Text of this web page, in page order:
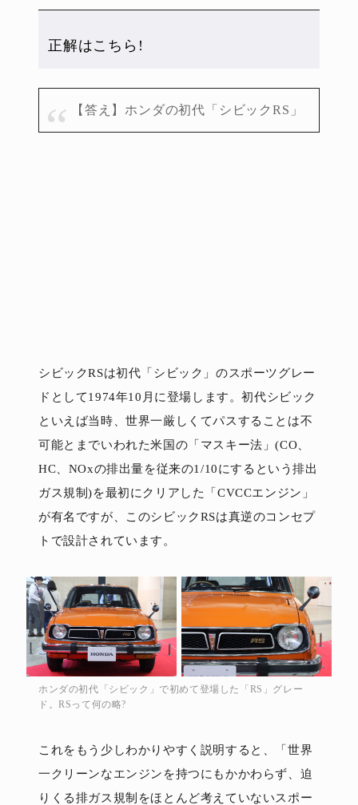
正解はこちら!
【答え】ホンダの初代「シビックRS」
シビックRSは初代「シビック」のスポーツグレー
ドとして1974年10月に登場します。初代シビック
といえば当時、世界一厳しくてパスすることは不
可能とまでいわれた米国の「マスキー法」(CO、
HC、NOxの排出量を従来の1/10にするという排出
ガス規制)を最初にクリアした「CVCCエンジン」
が有名ですが、このシビックRSは真逆のコンセプ
トで設計されています。
ホンダの初代「シビック」で初めて登場した「RS」グレー
ド。RSって何の略?
これをもう少しわかりやすく説明すると、「世界
一クリーンなエンジンを持つにもかかわらず、迫
りくる排ガス規制をほとんど考えていないスポー